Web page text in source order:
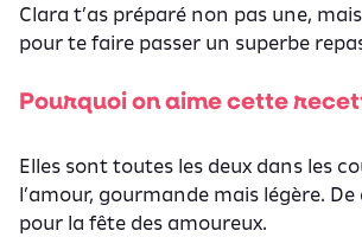
Clara t’as préparé non pas une,
pour te faire passer un superbe
Pourquoi on aime cette
Elles sont toutes les deux dans les
l’amour, gourmande mais légère.
pour la fête des amoureux.